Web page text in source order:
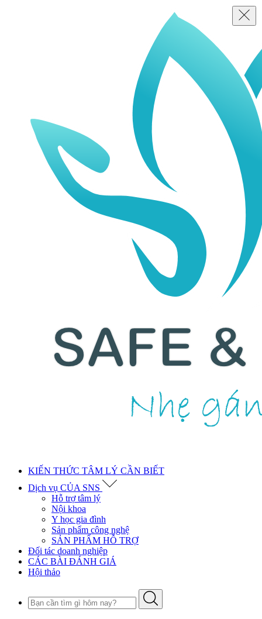
KIẾN THỨC TÂM LÝ CẦN BIẾT
Dịch vụ CỦA SNS
Hỗ trợ tâm lý
Nội khoa
Y học gia đình
Sản phẩm công nghệ
SẢN PHẨM HỖ TRỢ
Đối tác doanh nghiệp
CÁC BÀI ĐÁNH GIÁ
Hội thảo